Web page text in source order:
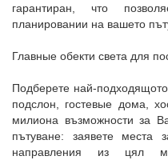
гарантиран, что
планировании на вашето
Главные обекти света для
Подберете най-
подслон, гостевые дома,
милиона възможности за
пътуване: заявете места
направления из цял